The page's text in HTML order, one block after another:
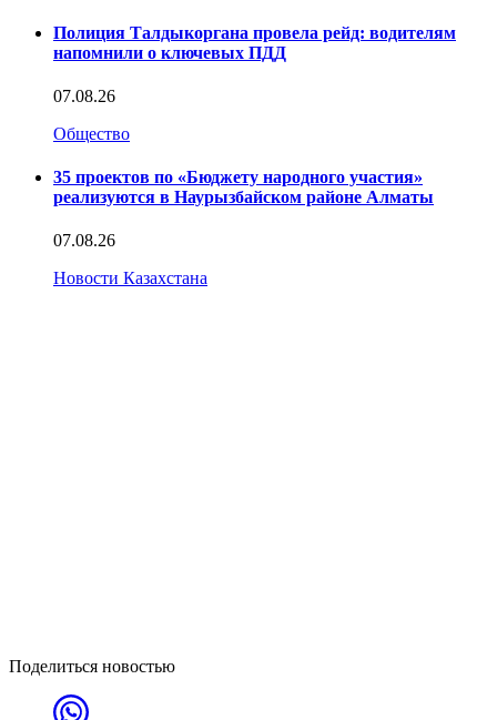
Полиция Талдыкоргана провела рейд: водителям
напомнили о ключевых ПДД
07.08.26
Общество
35 проектов по «Бюджету народного участия»
реализуются в Наурызбайском районе Алматы
07.08.26
Новости Казахстана
Поделиться новостью